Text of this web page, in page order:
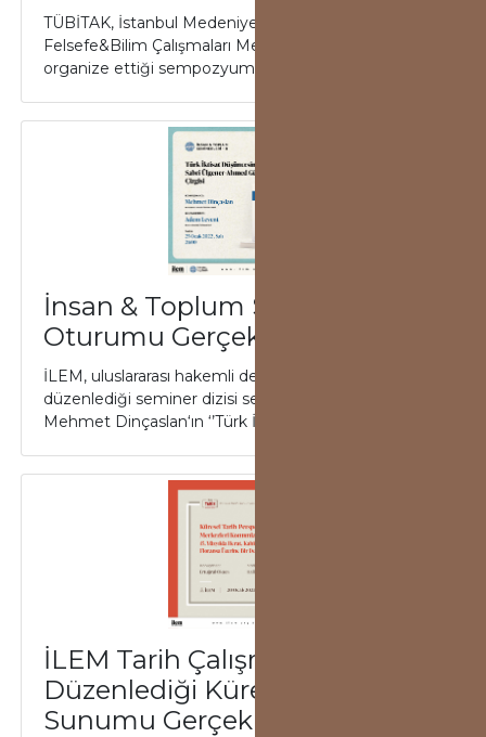
TÜBİTAK, İstanbul Medeniyet Üniversitesi ve İLEM
Felsefe&Bilim Çalışmaları Merkezi'nin birlikte
organize ettiği sempozyum; kelami, meşşa...
İnsan & Toplum Seminerleri 8.
Oturumu Gerçekleşti
İLEM, uluslararası hakemli dergisi İnsan & Toplum’un
düzenlediği seminer dizisi sekizinci oturumu
Mehmet Dinçaslan‘ın ‘’Türk İktisat Düş...
İLEM Tarih Çalışma Merkezi'nin
Düzenlediği Küresel Tarih
Sunumu Gerçekleşti